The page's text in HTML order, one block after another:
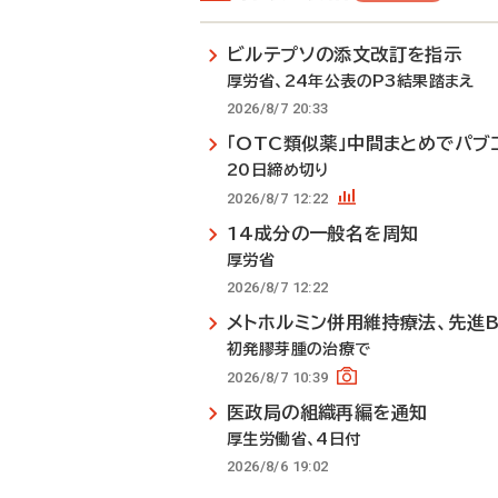
ビルテプソの添文改訂を指示
厚労省、24年公表のP3結果踏まえ
2026/8/7 20:33
「OTC類似薬」中間まとめでパブ
20日締め切り
2026/8/7 12:22
14成分の一般名を周知
厚労省
2026/8/7 12:22
メトホルミン併用維持療法、先進
初発膠芽腫の治療で
2026/8/7 10:39
医政局の組織再編を通知
厚生労働省、4日付
2026/8/6 19:02